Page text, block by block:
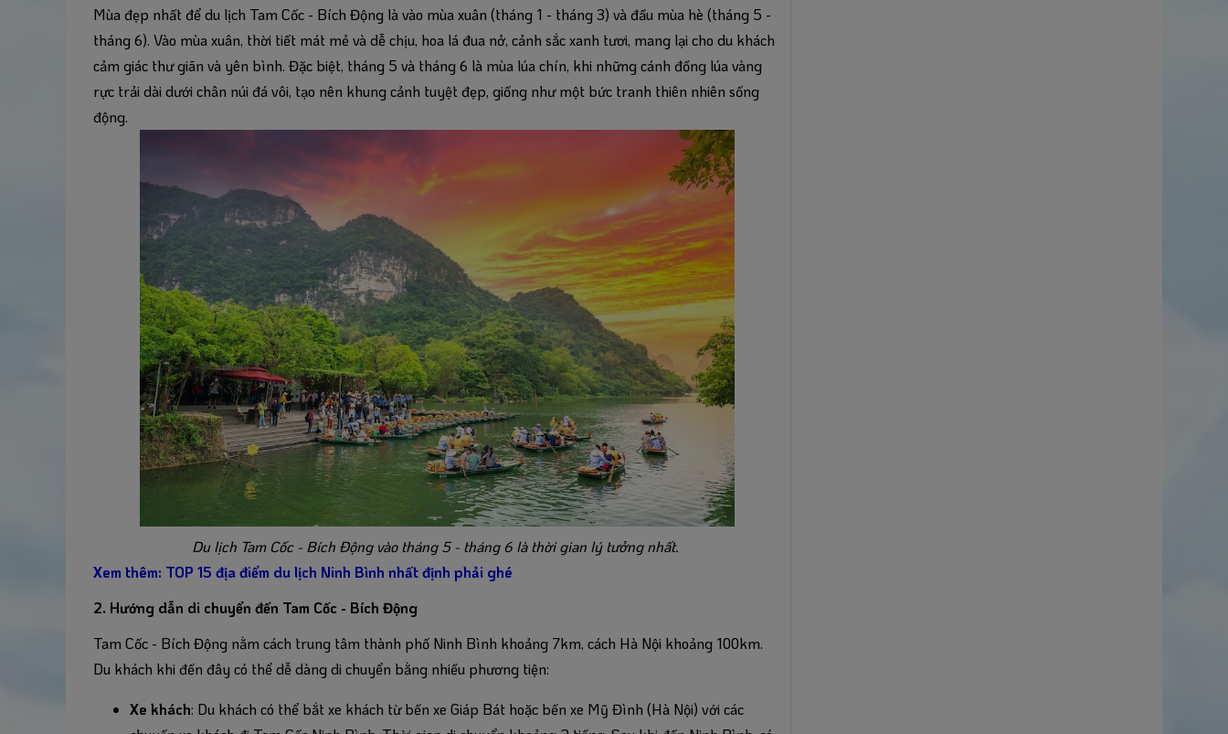
Mùa đẹp nhất để du lịch Tam Cốc - Bích Động là vào mùa xuân (tháng 1 - tháng 3) và đầu mùa hè (tháng 5 -
tháng 6). Vào mùa xuân, thời tiết mát mẻ và dễ chịu, hoa lá đua nở, cảnh sắc xanh tươi, mang lại cho du khách
cảm giác thư giãn và yên bình. Đặc biệt, tháng 5 và tháng 6 là mùa lúa chín, khi những cánh đồng lúa vàng
rực trải dài dưới chân núi đá vôi, tạo nên khung cảnh tuyệt đẹp, giống như một bức tranh thiên nhiên sống
động.
Du lịch Tam Cốc - Bích Động vào tháng 5 - tháng 6 là thời gian lý tưởng nhất.
Xem thêm: TOP 15 địa điểm du lịch Ninh Bình nhất định phải ghé
2. Hướng dẫn di chuyển đến Tam Cốc - Bích Động
Tam Cốc - Bích Động nằm cách trung tâm thành phố Ninh Bình khoảng 7km, cách Hà Nội khoảng 100km.
Du khách khi đến đây có thể dễ dàng di chuyển bằng nhiều phương tiện:
Xe khách: Du khách có thể bắt xe khách từ bến xe Giáp Bát hoặc bến xe Mỹ Đình (Hà Nội) với các